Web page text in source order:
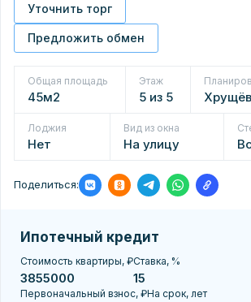
Уточнить торг
Предложить обмен
Общая площадь
45м2
Этаж
5 из 5
Лоджия
Нет
Вид из окна
На улицу
Поделиться:
Ипотечный кредит
Стоимость квартиры, ₽Ставка, %
Первоначальный взнос, ₽На срок, лет